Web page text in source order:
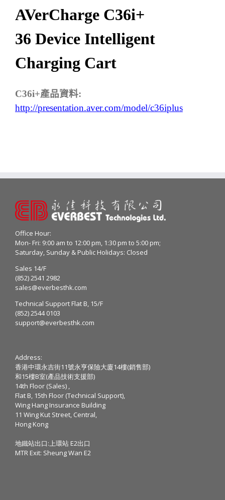
AVerCharge C36i+
36 Device Intelligent
Charging Cart
C36i+產品資料:
http://presentation.aver.com/model/c36iplus
Office Hour:
Mon- Fri: 9:00 am to 12:00 pm, 1:30 pm to 5:00 pm;
Saturday, Sunday & Public Holidays: Closed
Sales 14/F
(852) 2541 2982
sales@everbesthk.com
Technical Support Flat B, 15/F
(852) 2544 0103
support@everbesthk.com
Address:
香港中環永吉街11號永亨保險大廈14樓(銷售部)
和15樓B室(產品技術支援部)
14th Floor (Sales) ,
Flat B, 15th Floor (Technical Support),
Wing Hang Insurance Building
11 Wing Kut Street, Central,
Hong Kong
地鐵站出口:上環站 E2出口
MTR Exit: Sheung Wan E2